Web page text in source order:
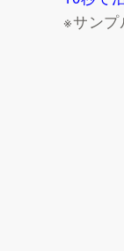
※サン